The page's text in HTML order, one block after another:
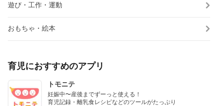
遊び・工作・運動
おもちゃ・絵本
育児におすすめのアプリ
トモニテ
妊娠中〜産後までずーっと使える！
育児記録・離乳食レシピなどのツールがたっぷり